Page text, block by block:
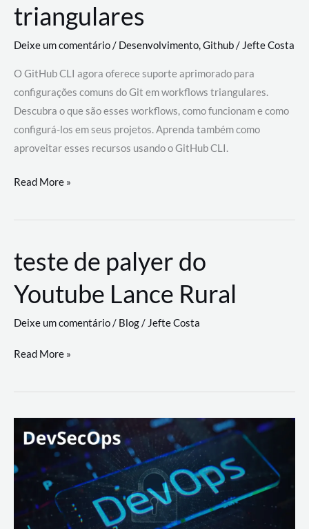
triangulares
Deixe um comentário/ Desenvolvimento,Github/ Jefte Costa
O GitHub CLI agora oferece suporte aprimorado para
configurações comuns do Git em workflows triangulares.
Descubra o que são esses workflows, como funcionam e como
configurá-los em seus projetos. Aprenda também como
aproveitar esses recursos usando o GitHub CLI.
GitHub
revoluciona
de
trabalho
com
a
workflows
Read More »
teste de palyer do
Youtube Lance Rural
Deixe um comentário/ Blog/ Jefte Costa
teste
palyer
Lance
Rural
Read More »